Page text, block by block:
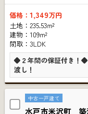
価格： 1,349万円
土地：235.53m²
建物：109m²
間取：3LDK
◆２年間の保証付き！◆
渡し！
中古一戸建て
水戸市米沢町 築